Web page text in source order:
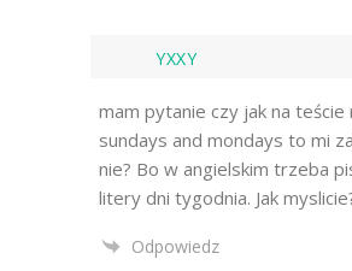
YXXY
mam pytanie czy jak na teście
sundays and mondays to mi
nie? Bo w angielskim trzeba
litery dni tygodnia. Jak
Odpowiedz